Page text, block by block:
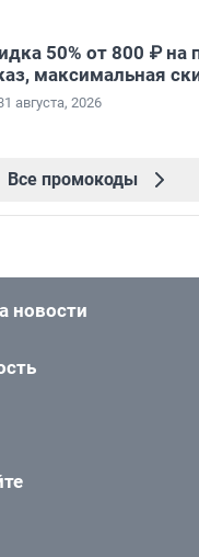
50% от 800 ₽ на
максимальная
августа, 2026
Все промокоды
новости